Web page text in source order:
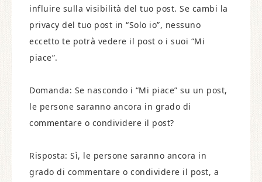
influire sulla visibilità del tuo post. Se cambi la
privacy del tuo post in “Solo io”, nessuno
eccetto te potrà vedere il post o i suoi “Mi
piace”.
Domanda: Se nascondo i “Mi piace” su un post,
le persone saranno ancora in grado di
commentare o condividere il post?
Risposta: Sì, le persone saranno ancora in
grado di commentare o condividere il post, a